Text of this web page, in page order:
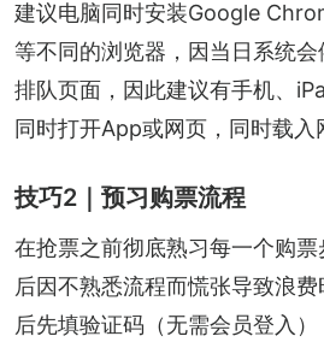
建议电脑同时安装Google
等不同的浏览器，因当日系统会
排队页面，因此建议有手机、
同时打开App或网页，同时载入
技巧2｜预习购票流程
在抢票之前彻底熟习每一个购
后因不熟悉流程而慌张导致浪
后先填验证码（无需会员登入